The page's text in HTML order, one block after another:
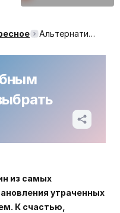
Альтернативы зубным имплантам. Что выбрать
из самых
утраченных
К счастью,